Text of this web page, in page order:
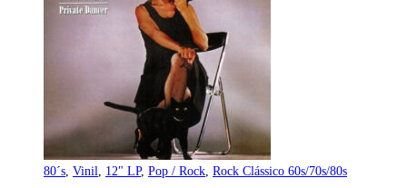
80´s Vinil 12" LP, Pop / Rock Rock Clássico 60s/70s/80s